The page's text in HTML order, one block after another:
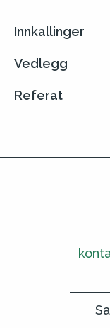
Innkallinger
Vedlegg
Referat